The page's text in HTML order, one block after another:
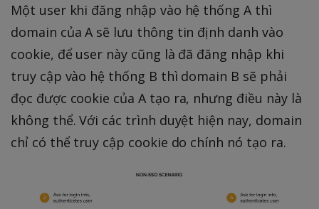
Một user khi đăng nhập vào hệ thống A thì
domain của A sẽ lưu thông tin định danh vào
cookie, để user này cũng là đã đăng nhập khi
truy cập vào hệ thống B thì domain B sẽ phải
đọc được cookie của A tạo ra, nhưng điều này là
không thể. Với các trình duyệt hiện nay, domain
chỉ có thể truy cập cookie do chính nó tạo ra.